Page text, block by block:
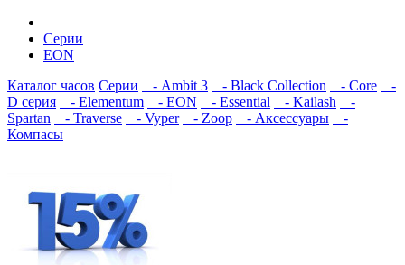
Серии
EON
Каталог часов Серии - Ambit 3 - Black Collection - Core
-
D серия
- Elementum - EON - Essential - Kailash
-
Spartan
- Traverse - Vyper - Zoop - Аксессуары
-
Компасы